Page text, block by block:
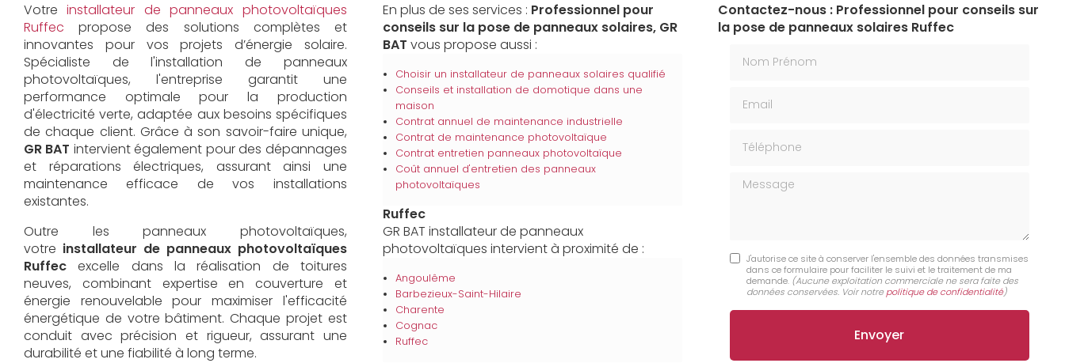
Votre installateur de panneaux photovoltaïques
Ruffecpropose des solutions complètes et
innovantes pour vos projets d’énergie solaire.
Spécialiste de l'installation de panneaux
photovoltaïques, l'entreprise garantit une
performance optimale pour la production
d'électricité verte, adaptée aux besoins spécifiques
de chaque client. Grâce à son savoir-faire unique,
GR BAT intervient également pour des dépannages
et réparations électriques, assurant ainsi une
maintenance efficace de vos installations
existantes.
Outre les panneaux photovoltaïques,
votre installateur de panneaux photovoltaïques
Ruffec excelle dans la réalisation de toitures
neuves, combinant expertise en couverture et
énergie renouvelable pour maximiser l'efficacité
énergétique de votre bâtiment. Chaque projet est
conduit avec précision et rigueur, assurant une
durabilité et une fiabilité à long terme.
En plus de ses services : Professionnel pour
conseils sur la pose de panneaux solaires, GR
BAT vous propose aussi :
Choisir un installateur de panneaux solaires qualifié
Conseils et installation de domotique dans une
maison
Contrat annuel de maintenance industrielle
Contrat de maintenance photovoltaïque
Contrat entretien panneaux photovoltaïque
Coût annuel d'entretien des panneaux
photovoltaïques
Ruffec
GR BAT installateur de panneaux
photovoltaïques intervient à proximité de :
Angoulême
Barbezieux-Saint-Hilaire
Charente
Cognac
Ruffec
Contactez-nous : Professionnel pour conseils sur
la pose de panneaux solaires Ruffec
Message
J'autorise ce site à conserver l'ensemble des données transmises
dans ce formulaire pour faciliter le suivi et le traitement de ma
demande. (Aucune exploitation commerciale ne sera faite des
données conservées. Voir notre politique de confidentialité)